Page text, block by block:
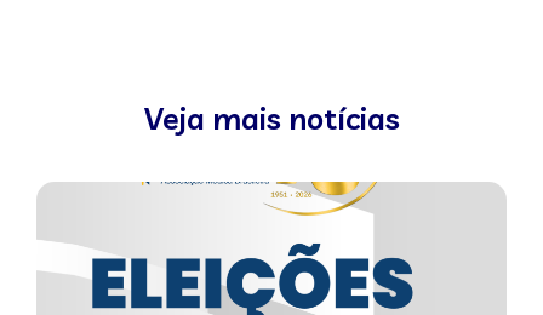
Veja mais notícias